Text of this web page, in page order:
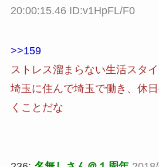
20:00:15.46 ID:v1HpFL/F0
>>159
ストレス溜まらない生活スタ
埼玉に住んで埼玉で働き、休
くことだな